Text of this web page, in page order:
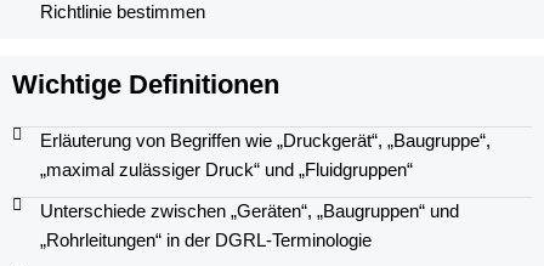
Richtlinie bestimmen
Wichtige Definitionen
Erläuterung von Begriffen wie „Druckgerät“, „Baugruppe“,
„maximal zulässiger Druck“ und „Fluidgruppen“
Unterschiede zwischen „Geräten“, „Baugruppen“ und
„Rohrleitungen“ in der DGRL-Terminologie